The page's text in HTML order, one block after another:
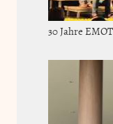
30 Jahre